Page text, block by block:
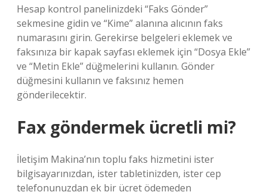
Hesap kontrol panelinizdeki “Faks Gönder”
sekmesine gidin ve “Kime” alanına alıcının faks
numarasını girin. Gerekirse belgeleri eklemek ve
faksınıza bir kapak sayfası eklemek için “Dosya Ekle”
ve “Metin Ekle” düğmelerini kullanın. Gönder
düğmesini kullanın ve faksınız hemen
gönderilecektir.
Fax göndermek ücretli mi?
İletişim Makina’nın toplu faks hizmetini ister
bilgisayarınızdan, ister tabletinizden, ister cep
telefonunuzdan ek bir ücret ödemeden